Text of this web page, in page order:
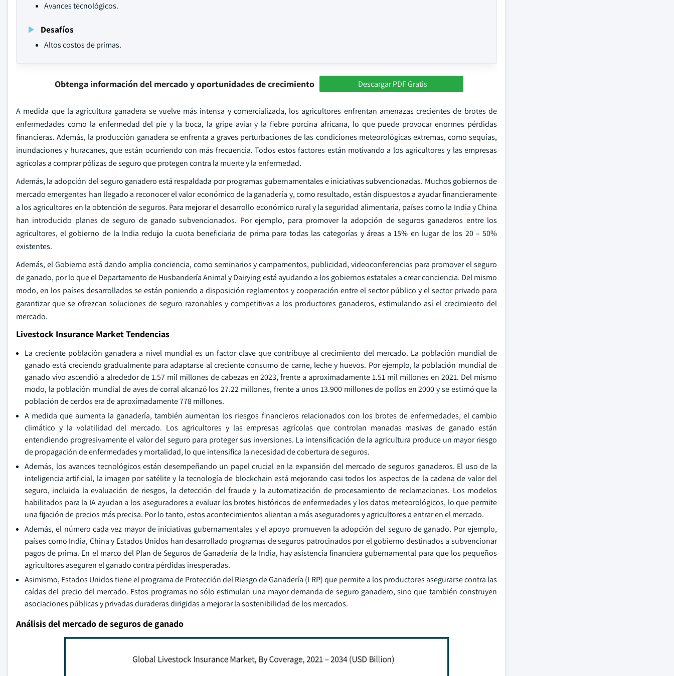
Avances tecnológicos.
Desafíos
Altos costos de primas.
Obtenga información del mercado y oportunidades de crecimiento Descargar PDF Gratis
A medida que la agricultura ganadera se vuelve más intensa y comercializada, los agricultores enfrentan amenazas crecientes de brotes de
enfermedades como la enfermedad del pie y la boca, la gripe aviar y la fiebre porcina africana, lo que puede provocar enormes pérdidas
financieras. Además, la producción ganadera se enfrenta a graves perturbaciones de las condiciones meteorológicas extremas, como sequías,
inundaciones y huracanes, que están ocurriendo con más frecuencia. Todos estos factores están motivando a los agricultores y las empresas
agrícolas a comprar pólizas de seguro que protegen contra la muerte y la enfermedad.
Además, la adopción del seguro ganadero está respaldada por programas gubernamentales e iniciativas subvencionadas. Muchos gobiernos de
mercado emergentes han llegado a reconocer el valor económico de la ganadería y, como resultado, están dispuestos a ayudar financieramente
a los agricultores en la obtención de seguros. Para mejorar el desarrollo económico rural y la seguridad alimentaria, países como la India y China
han introducido planes de seguro de ganado subvencionados. Por ejemplo, para promover la adopción de seguros ganaderos entre los
agricultores, el gobierno de la India redujo la cuota beneficiaria de prima para todas las categorías y áreas a 15% en lugar de los 20 – 50%
existentes.
Además, el Gobierno está dando amplia conciencia, como seminarios y campamentos, publicidad, videoconferencias para promover el seguro
de ganado, por lo que el Departamento de Husbandería Animal y Dairying está ayudando a los gobiernos estatales a crear conciencia. Del mismo
modo, en los países desarrollados se están poniendo a disposición reglamentos y cooperación entre el sector público y el sector privado para
garantizar que se ofrezcan soluciones de seguro razonables y competitivas a los productores ganaderos, estimulando así el crecimiento del
mercado.
Livestock Insurance Market Tendencias
La creciente población ganadera a nivel mundial es un factor clave que contribuye al crecimiento del mercado. La población mundial de
ganado está creciendo gradualmente para adaptarse al creciente consumo de carne, leche y huevos. Por ejemplo, la población mundial de
ganado vivo ascendió a alrededor de 1.57 mil millones de cabezas en 2023, frente a aproximadamente 1.51 mil millones en 2021. Del mismo
modo, la población mundial de aves de corral alcanzó los 27.22 millones, frente a unos 13.900 millones de pollos en 2000 y se estimó que la
población de cerdos era de aproximadamente 778 millones.
A medida que aumenta la ganadería, también aumentan los riesgos financieros relacionados con los brotes de enfermedades, el cambio
climático y la volatilidad del mercado. Los agricultores y las empresas agrícolas que controlan manadas masivas de ganado están
entendiendo progresivamente el valor del seguro para proteger sus inversiones. La intensificación de la agricultura produce un mayor riesgo
de propagación de enfermedades y mortalidad, lo que intensifica la necesidad de cobertura de seguros.
Además, los avances tecnológicos están desempeñando un papel crucial en la expansión del mercado de seguros ganaderos. El uso de la
inteligencia artificial, la imagen por satélite y la tecnología de blockchain está mejorando casi todos los aspectos de la cadena de valor del
seguro, incluida la evaluación de riesgos, la detección del fraude y la automatización de procesamiento de reclamaciones. Los modelos
habilitados para la IA ayudan a los aseguradores a evaluar los brotes históricos de enfermedades y los datos meteorológicos, lo que permite
una fijación de precios más precisa. Por lo tanto, estos acontecimientos alientan a más aseguradores y agricultores a entrar en el mercado.
Además, el número cada vez mayor de iniciativas gubernamentales y el apoyo promueven la adopción del seguro de ganado. Por ejemplo,
países como India, China y Estados Unidos han desarrollado programas de seguros patrocinados por el gobierno destinados a subvencionar
pagos de prima. En el marco del Plan de Seguros de Ganadería de la India, hay asistencia financiera gubernamental para que los pequeños
agricultores aseguren el ganado contra pérdidas inesperadas.
Asimismo, Estados Unidos tiene el programa de Protección del Riesgo de Ganadería (LRP) que permite a los productores asegurarse contra las
caídas del precio del mercado. Estos programas no sólo estimulan una mayor demanda de seguro ganadero, sino que también construyen
asociaciones públicas y privadas duraderas dirigidas a mejorar la sostenibilidad de los mercados.
Análisis del mercado de seguros de ganado